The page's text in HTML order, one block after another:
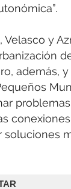
Velasco y
además,
soluciones